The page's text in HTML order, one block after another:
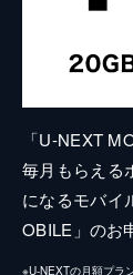
「U-NEXT
毎月もらえる
になるモバイ
OBILE」のお
※U-NEXTの月額プラ